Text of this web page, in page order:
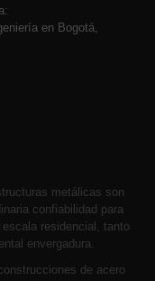
metálicas son
confiabilidad para
residencial, tanto
envergadura.
de acero